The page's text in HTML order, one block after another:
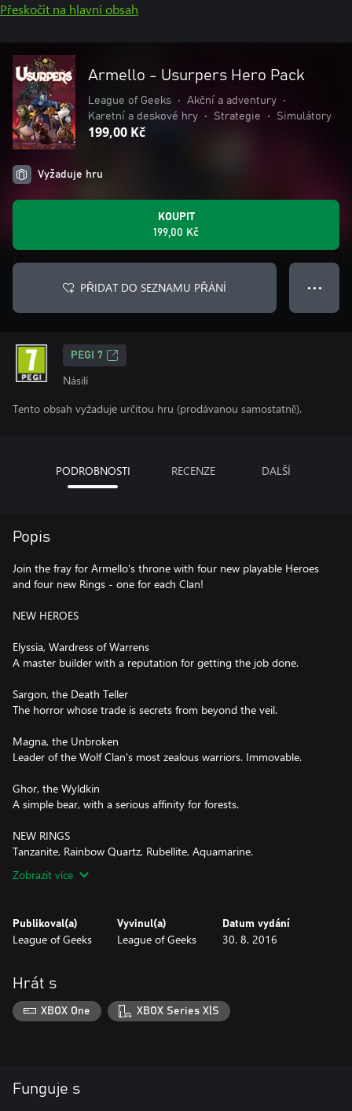
Přeskočit na hlavní obsah
Armello - Usurpers Hero Pack
League of Geeks • Akční a adventury
•
Karetní a deskové hry
• Strategie • Simulátory
199,00 Kč
Vyžaduje hru
KOUPIT
199,00 Kč
PŘIDAT DO SEZNAMU PŘÁNÍ ● ● ●
PEGI 7
Násilí
Tento obsah vyžaduje určitou hru (prodávanou samostatně).
PODROBNOSTI RECENZE DALŠÍ
Popis
Join the fray for Armello's throne with four new playable Heroes
and four new Rings - one for each Clan!
NEW HEROES
Elyssia, Wardress of Warrens
A master builder with a reputation for getting the job done.
Sargon, the Death Teller
The horror whose trade is secrets from beyond the veil.
Magna, the Unbroken
Leader of the Wolf Clan's most zealous warriors. Immovable.
Ghor, the Wyldkin
A simple bear, with a serious affinity for forests.
NEW RINGS
Tanzanite, Rainbow Quartz, Rubellite, Aquamarine.
Zobrazit více
Publikoval(a)
League of Geeks
Vyvinul(a)
League of Geeks
Datum vydání
30. 8. 2016
Hrát s
XBOX One XBOX Series X|S
Funguje s